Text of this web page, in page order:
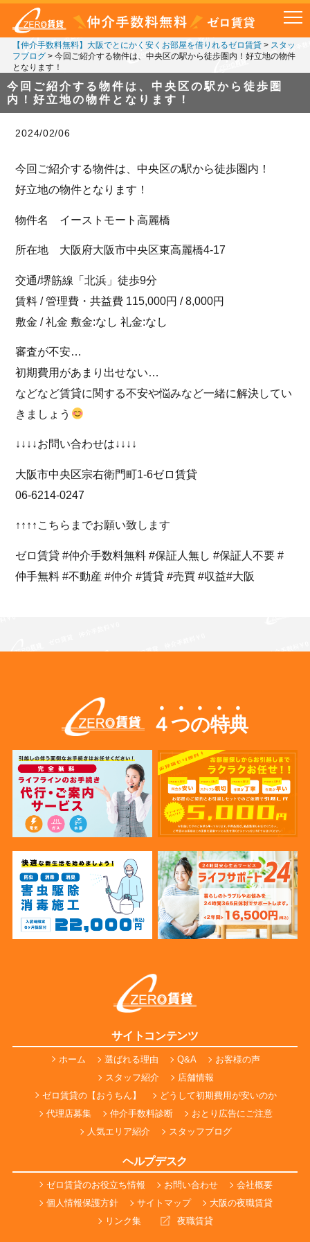
【仲介手数料無料】大阪でとにかく安くお部屋を借りれるゼロ賃貸> スタッ
フブログ> 今回ご紹介する物件は、中央区の駅から徒歩圏内！好立地の物件
となります！
今回ご紹介する物件は、中央区の駅から徒歩圏
内！好立地の物件となります！
2024/02/06
今回ご紹介する物件は、中央区の駅から徒歩圏内！
好立地の物件となります！
物件名 イーストモート高麗橋
所在地 大阪府大阪市中央区東高麗橋4-17
交通/堺筋線「北浜」徒歩9分
賃料 / 管理費・共益費 115,000円 / 8,000円
敷金 / 礼金 敷金:なし 礼金:なし
審査が不安…
初期費用があまり出せない…
などなど賃貸に関する不安や悩みなど一緒に解決してい
きましょう
↓↓↓↓お問い合わせは↓↓↓↓
大阪市中央区宗右衛門町1-6ゼロ賃貸
06-6214-0247
↑↑↑↑こちらまでお願い致します
ゼロ賃貸 #仲介手数料無料 #保証人無し #保証人不要 #
仲手無料 #不動産 #仲介 #賃貸 #売買 #収益#大阪
４つの特典
サイトコンテンツ
ホーム 選ばれる理由 Q&A
お客様の声
スタッフ紹介
店舗情報
ゼロ賃貸の【おうちん】
どうして初期費用が安いのか
代理店募集
仲介手数料診断
おとり広告にご注意
人気エリア紹介
スタッフブログ
ヘルプデスク
ゼロ賃貸のお役立ち情報 お問い合わせ
会社概要
個人情報保護方針
サイトマップ
大阪の夜職賃貸
リンク集
夜職賃貸